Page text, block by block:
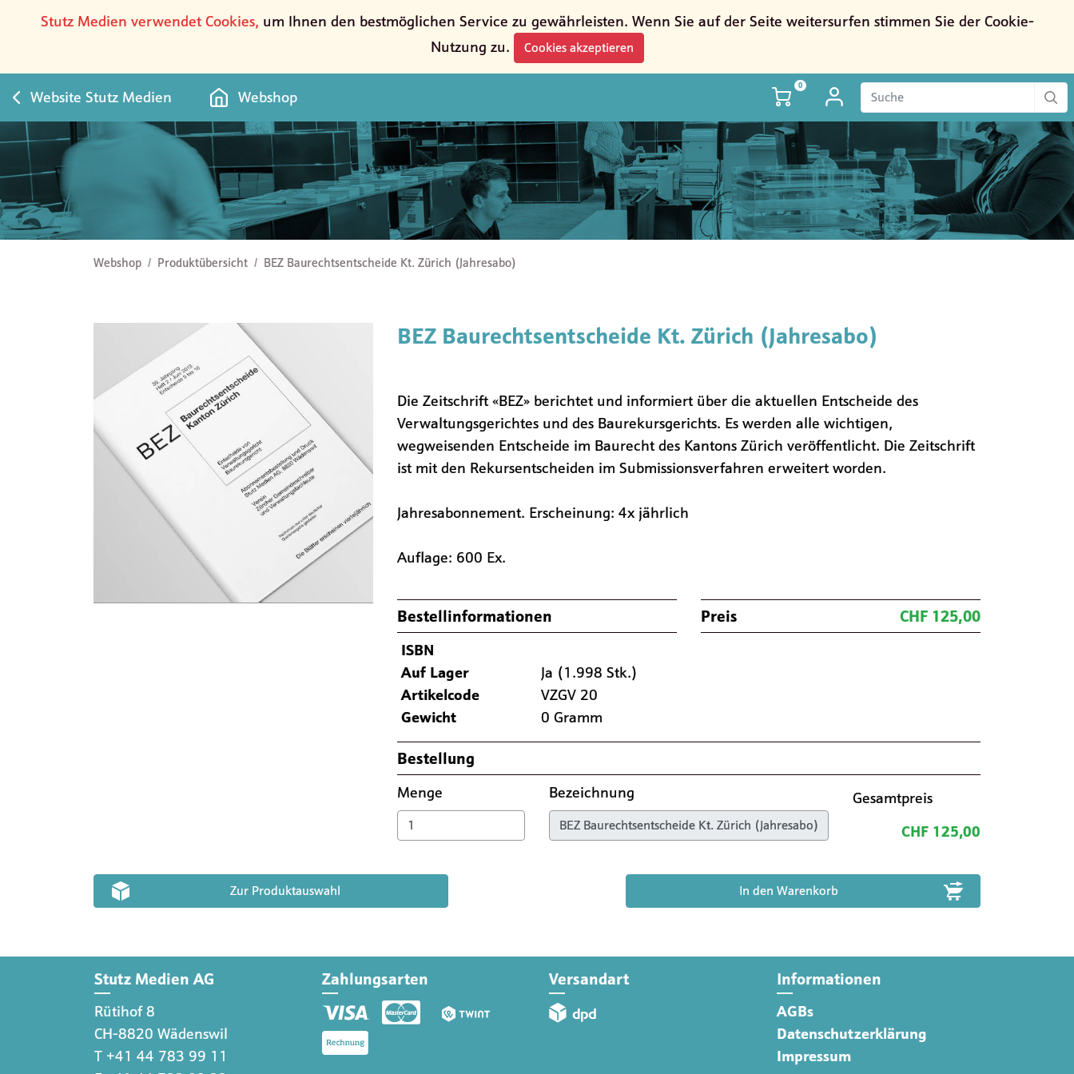
Stutz Medien verwendet Cookies, um Ihnen den bestmöglichen Service zu gewährleisten. Wenn Sie auf der Seite weitersurfen stimmen Sie der Cookie-
Nutzung zu.
Cookies akzeptieren
Website Stutz Medien Webshop
0
Webshop Produktübersicht BEZ Baurechtsentscheide Kt. Zürich (Jahresabo)
BEZ Baurechtsentscheide Kt. Zürich (Jahresabo)
BEZ Baurechtsentscheide Kt. Zürich (Jahresabo)
Die Zeitschrift «BEZ» berichtet und informiert über die aktuellen Entscheide des
Verwaltungsgerichtes und des Baurekursgerichts. Es werden alle wichtigen,
wegweisenden Entscheide im Baurecht des Kantons Zürich veröffentlicht. Die Zeitschrift
ist mit den Rekursentscheiden im Submissionsverfahren erweitert worden.
Jahresabonnement. Erscheinung: 4x jährlich
Auflage: 600 Ex.
Bestellinformationen
ISBN
Auf Lager
Ja (1.998 Stk.)
Artikelcode
VZGV 20
Gewicht
0 Gramm
Preis CHF 125,00
Bestellung
Menge Bezeichnung
Gesamtpreis
CHF 125,00
Zur Produktauswahl
Stutz Medien AG
Rütihof 8
CH-8820 Wädenswil
T +41 44 783 99 11
Zahlungsarten Versandart Informationen
AGBs
Datenschutzerklärung
Impressum